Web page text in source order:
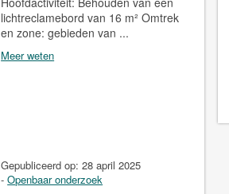
lichtreclamebord van 16 m² Omtrek
en zone: gebieden van ...
Meer weten
Gepubliceerd op:28 april 2025
-Openbaar onderzoek